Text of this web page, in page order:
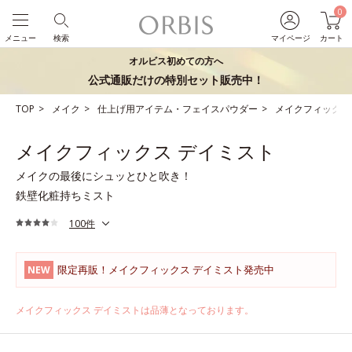
マイページ
0
カート
検索
メニュー
オルビス初めての方へ
公式通販だけの特別セット販売中！
TOP メイク 仕上げ用アイテム・フェイスパウダー メイクフィック
メイクフィックス デイミスト
メイクの最後にシュッとひと吹き！
鉄壁化粧持ちミスト
100件
NEW 限定再販！メイクフィックス デイミスト発売中
メイクフィックス デイミストは品薄となっております。